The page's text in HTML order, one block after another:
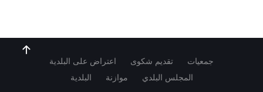
جمعيات تقديم شكوى
اعتراض على البلدية
المجلس البلدي
موازنة البلدية